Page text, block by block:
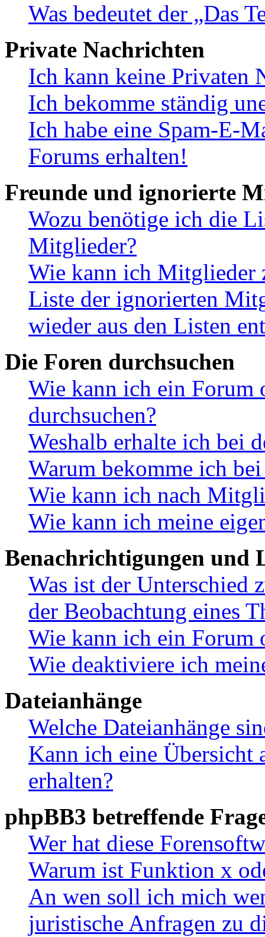
Was bedeutet der „Das
Private Nachrichten
Ich kann keine Privaten
Ich bekomme ständig
Ich habe eine Spam-E-
Forums erhalten!
Freunde und ignorierte
Wozu benötige ich die
Mitglieder?
Wie kann ich Mitglieder
Liste der ignorierten
wieder aus den Listen
Die Foren durchsuchen
Wie kann ich ein Forum
durchsuchen?
Weshalb erhalte ich bei
Warum bekomme ich
Wie kann ich nach
Wie kann ich meine
Benachrichtigungen und
Was ist der Unterschied
der Beobachtung eines
Wie kann ich ein Forum
Wie deaktiviere ich
Dateianhänge
Welche Dateianhänge
Kann ich eine Übersicht
erhalten?
phpBB3 betreffende
Wer hat diese
Warum ist Funktion x
An wen soll ich mich
juristische Anfragen zu